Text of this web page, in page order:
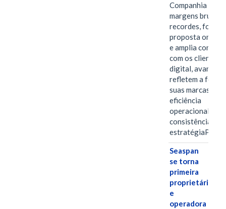
Companhia
margens brutas
recordes,
proposta
e amplia
com os clientes
digital, avanços
refletem a força
suas marcas, a
eficiência
operacional e a
consistência de
Seaspan
se torna
primeira
proprietária
e
operadora